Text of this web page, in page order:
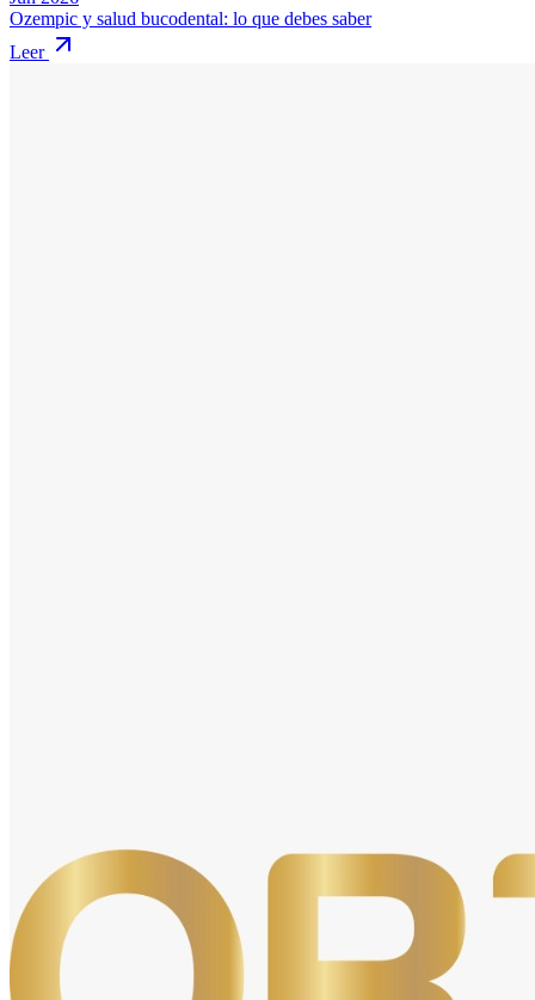
Ozempic y salud bucodental: lo que debes saber
Leer